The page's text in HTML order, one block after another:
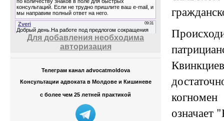
Для добавления необходима
авторизация
Телеграм канал advocatmoldova
Консультации адвоката в Молдове и Кишиневе
с более чем 25 летней практикой
когномен
означает